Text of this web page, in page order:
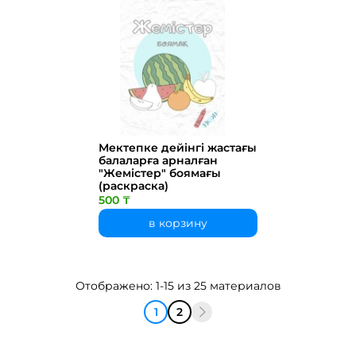
Мектепке дейінгі жастағы
балаларға арналған
"Жемістер" боямағы
(раскраска)
500 ₸
в корзину
Отображено: 1-15 из 25 материалов
1
2